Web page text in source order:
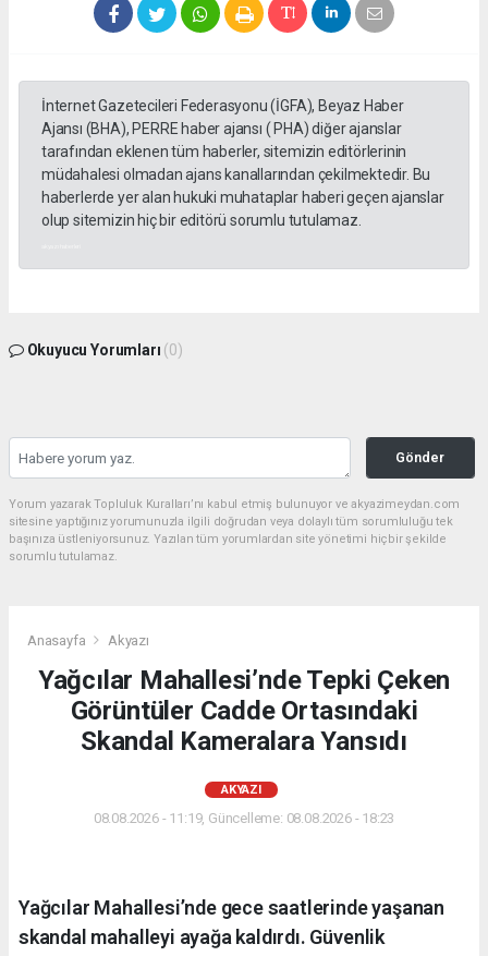
İnternet Gazetecileri Federasyonu (İGFA), Beyaz Haber
Ajansı (BHA), PERRE haber ajansı ( PHA) diğer ajanslar
tarafından eklenen tüm haberler, sitemizin editörlerinin
müdahalesi olmadan ajans kanallarından çekilmektedir. Bu
haberlerde yer alan hukuki muhataplar haberi geçen ajanslar
olup sitemizin hiç bir editörü sorumlu tutulamaz.
Okuyucu Yorumları (0)
Gönder
Yorum yazarak Topluluk Kuralları’nı kabul etmiş bulunuyor ve akyazimeydan.com
sitesine yaptığınız yorumunuzla ilgili doğrudan veya dolaylı tüm sorumluluğu tek
başınıza üstleniyorsunuz. Yazılan tüm yorumlardan site yönetimi hiçbir şekilde
sorumlu tutulamaz.
Anasayfa Akyazı
Yağcılar Mahallesi’nde Tepki Çeken
Görüntüler Cadde Ortasındaki
Skandal Kameralara Yansıdı
AKYAZI
08.08.2026 - 11:19, Güncelleme: 08.08.2026 - 18:23
Yağcılar Mahallesi’nde gece saatlerinde yaşanan
skandal mahalleyi ayağa kaldırdı. Güvenlik